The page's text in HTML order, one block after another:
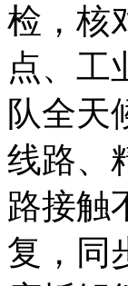
检，核
点、工
队全天
线路、
路接触
复，同